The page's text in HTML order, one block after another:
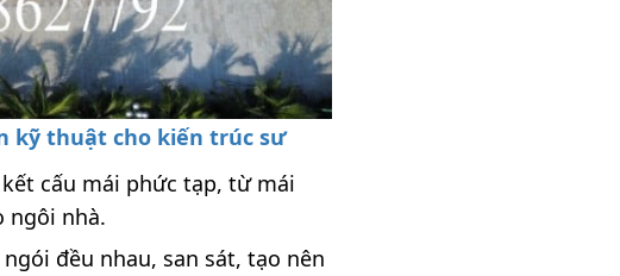
kỹ thuật cho kiến trúc sư
cấu mái phức tạp, từ mái
ngôi nhà.
đều nhau, san sát, tạo nên